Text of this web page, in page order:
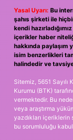
Yasal Uyarı: Bu
şahıs şirketi ile
kendi
içerikler haber
hakkında paylaşım
isim benzerlikleri
halindedir ve
Sitemiz, 5651
Kurumu (BTK)
vermektedir. Bu
veya araştırma
yazdıkları
bu sorumluluğu kabul